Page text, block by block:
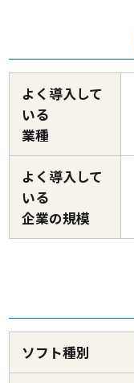
よく導入して
いる
業種
よく導入して
いる
企業の規模
ソフト種別